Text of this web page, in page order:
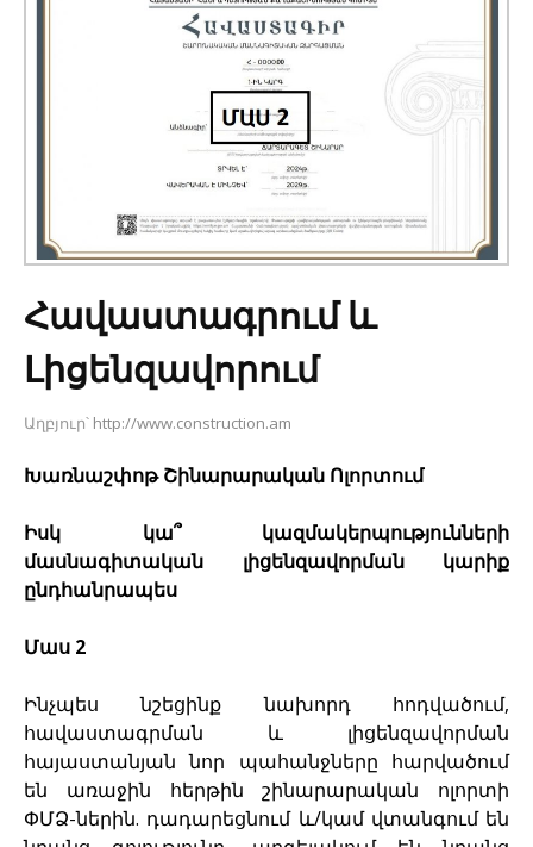
Հավաստագրում և
Լիցենզավորում
Աղբյուր՝ http://www.construction.am
Խառնաշփոթ Շինարարական Ոլորտում
Իսկ կա՞ կազմակերպությունների
մասնագիտական լիցենզավորման կարիք
ընդհանրապես
Մաս 2
Ինչպես նշեցինք նախորդ հոդվածում,
հավաստագրման և լիցենզավորման
հայաստանյան նոր պահանջները հարվածում
են առաջին հերթին շինարարական ոլորտի
ՓՄՁ-ներին. դադարեցնում և/կամ վտանգում են